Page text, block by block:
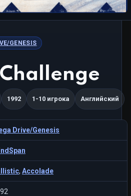
GENESIS
1992 1-10 игрока Английский
Drive/Genesis
, Accolade